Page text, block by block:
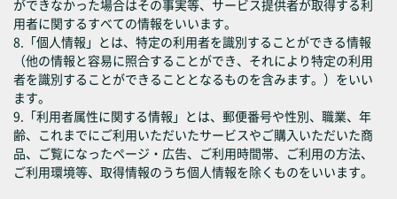
ができなかった場合はその事実等、サービス提供者が取得する利
用者に関するすべての情報をいいます。
8.「個人情報」とは、特定の利用者を識別することができる情報
（他の情報と容易に照合することができ、それにより特定の利用
者を識別することができることとなるものを含みます。）をいい
ます。
9.「利用者属性に関する情報」とは、郵便番号や性別、職業、年
齢、これまでにご利用いただいたサービスやご購入いただいた商
品、ご覧になったページ・広告、ご利用時間帯、ご利用の方法、
ご利用環境等、取得情報のうち個人情報を除くものをいいます。